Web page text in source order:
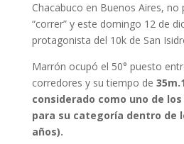
Chacabuco en Buenos Aires,
“correr” y este domingo 12 de
protagonista del 10k de San
Marrón ocupó el 50° puesto
corredores y su tiempo de
considerado como uno de
para su categoría dentro de
años).